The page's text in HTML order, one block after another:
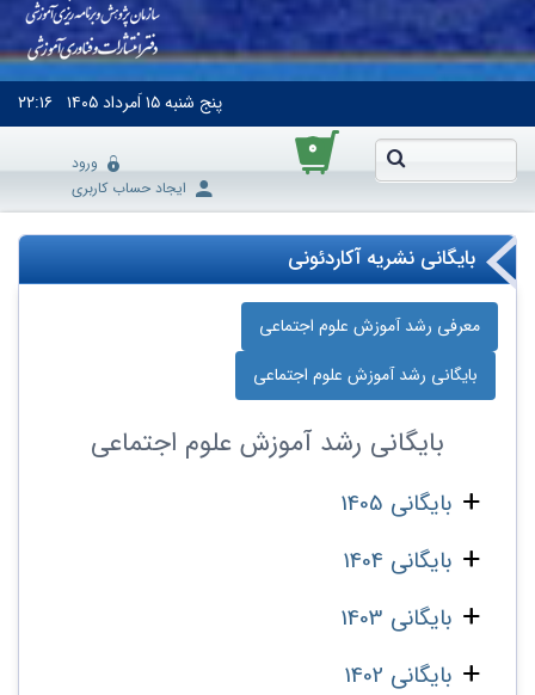
پنج شنبه۱۵ اَمرداد ۱۴۰۵ ۲۲:۱۶
۰
ورود
ایجاد حساب کاربری
بایگانی نشریه آکاردئونی
معرفی رشد آموزش علوم اجتماعی
بایگانی رشد آموزش علوم اجتماعی
بایگانی رشد آموزش علوم اجتماعی
بایگانی 1405
بایگانی 1404
بایگانی 1403
بایگانی 1402